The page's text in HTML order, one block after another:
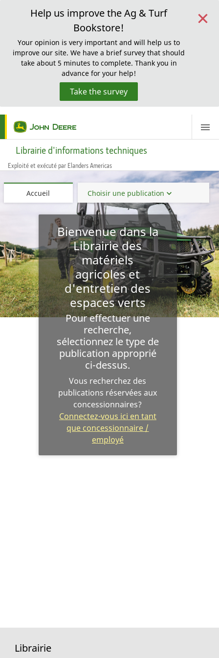
Help us improve the Ag & Turf
Bookstore!
Your opinion is very important and will help us to
improve our site. We have a brief survey that should
take about 5 minutes to complete. Thank you in
advance for your help!
Take the survey
×
ScreenReaderLoadingMessage
Librairie d'informations techniques
Exploité et exécuté par Elanders Americas
Accueil Choisir une publication
Bienvenue dans la
Librairie des
matériels
agricoles et
d'entretien des
espaces verts
Pour effectuer une
recherche,
sélectionnez le type de
publication approprié
ci-dessus.
Vous recherchez des
publications réservées aux
concessionnaires?
Connectez-vous ici en tant
que concessionnaire /
employé
Librairie